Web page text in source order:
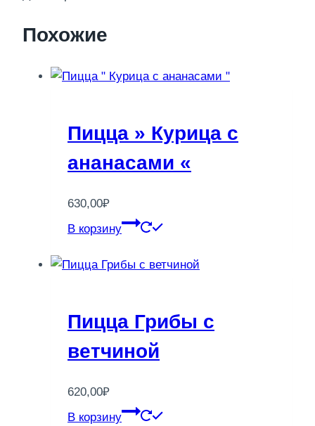
Похожие
Пицца » Курица с
ананасами «
630,00₽
В корзину
Пицца Грибы с
ветчиной
620,00₽
В корзину